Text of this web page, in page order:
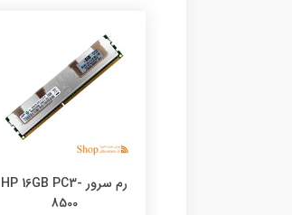
رم سرور HP 16GB PC3-
8500